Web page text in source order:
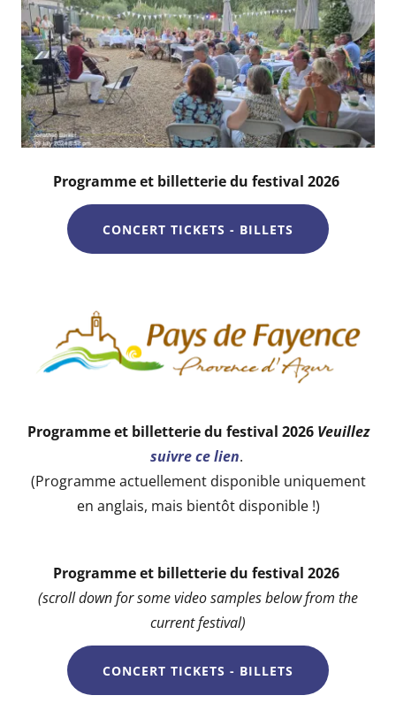
Programme et billetterie du festival 2026
CONCERT TICKETS - BILLETS
Programme et billetterie du festival 2026 Veuillez
suivre ce lien.
(Programme actuellement disponible uniquement
en anglais, mais bientôt disponible !)
Programme et billetterie du festival 2026
(scroll down for some video samples below from the
current festival)
CONCERT TICKETS - BILLETS